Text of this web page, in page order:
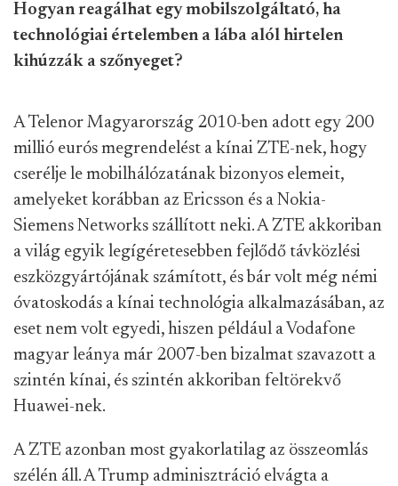
Hogyan reagálhat egy mobilszolgáltató, ha
technológiai értelemben a lába alól hirtelen
kihúzzák a szőnyeget?
A Telenor Magyarország 2010-ben adott egy 200
millió eurós megrendelést a kínai ZTE-nek, hogy
cserélje le mobilhálózatának bizonyos elemeit,
amelyeket korábban az Ericsson és a Nokia-
Siemens Networks szállított neki. A ZTE akkoriban
a világ egyik legígéretesebben fejlődő távközlési
eszközgyártójának számított, és bár volt még némi
óvatoskodás a kínai technológia alkalmazásában, az
eset nem volt egyedi, hiszen például a Vodafone
magyar leánya már 2007-ben bizalmat szavazott a
szintén kínai, és szintén akkoriban feltörekvő
Huawei-nek.
A ZTE azonban most gyakorlatilag az összeomlás
szélén áll. A Trump adminisztráció elvágta a